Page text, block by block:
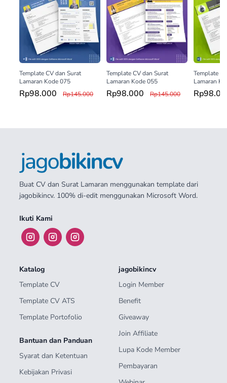
Template CV dan Surat
Lamaran Kode 075
Rp98.000 Rp145.000
Template CV dan Surat
Lamaran Kode 055
Rp98.000 Rp145.000
Template
Lamaran
Buat CV dan Surat Lamaran menggunakan template dari
jagobikincv. 100% di-edit menggunakan Microsoft Word.
Ikuti Kami
Katalog
Template CV
Template CV ATS
Template Portofolio
jagobikincv
Login Member
Benefit
Giveaway
Join Affiliate
Lupa Kode Member
Pembayaran
Bantuan dan Panduan
Syarat dan Ketentuan
Kebijakan Privasi